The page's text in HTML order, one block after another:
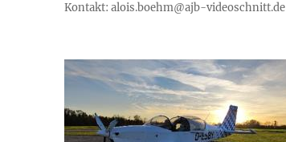
Kontakt: alois.boehm@ajb-videoschnitt.de